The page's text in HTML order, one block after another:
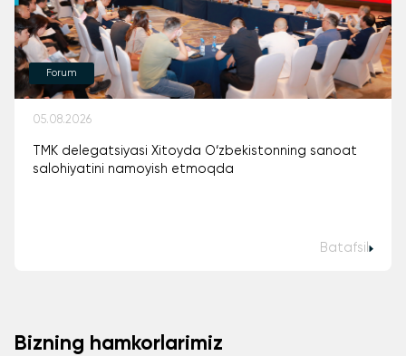
Forum
05.08.2026
TMK delegatsiyasi Xitoyda O‘zbekistonning sanoat
salohiyatini namoyish etmoqda
Batafsil
Bizning hamkorlarimiz